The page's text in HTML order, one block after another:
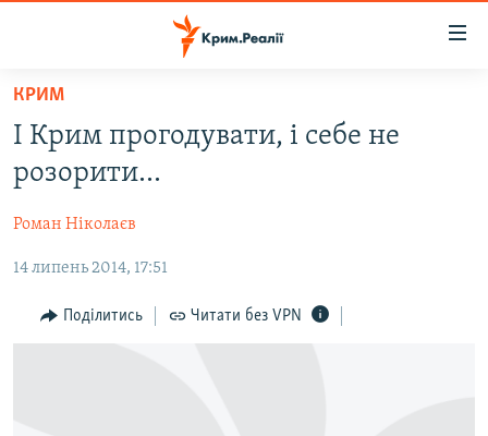
Перейти
основного
матеріалу
Перейти
до
навігації
Перейти
ВОДА.КРИМ
ВІДЕО ТА ФОТО
ПОЛІТИКА
БЛОГИ
ПОГЛЯД
КРИМ
І Крим прогодувати, і себе не
розорити...
Роман Ніколаєв
14 липень 2014, 17:51
Поділитись Читати без VPN